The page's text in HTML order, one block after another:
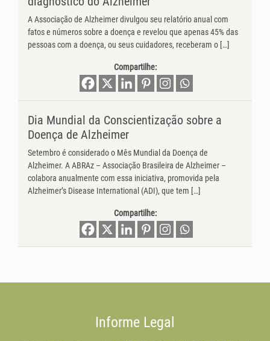
A Associação de Alzheimer divulgou seu relatório anual com
fatos e números sobre a doença e revelou que apenas 45% das
pessoas com a doença, ou seus cuidadores, receberam o […]
Compartilhe:
Dia Mundial da Conscientização sobre a
Doença de Alzheimer
Setembro é considerado o Mês Mundial da Doença de
Alzheimer. A ABRAz – Associação Brasileira de Alzheimer –
colabora anualmente com essa iniciativa, promovida pela
Alzheimer’s Disease International (ADI), que tem […]
Compartilhe:
Informe Legal